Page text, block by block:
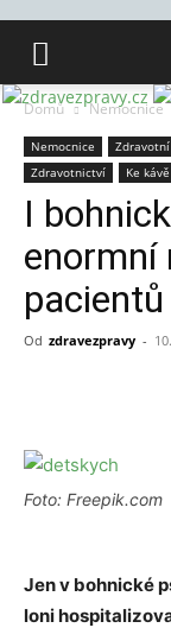
Domů Nemocnice
Nemocnice
Zdravotnictví
Ke
I
enormní
pacientů
Od zdravezpravy -
Foto: Freepik.com
Jen v bohnické
loni